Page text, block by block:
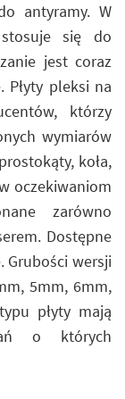
antyramy. W
się do
jest coraz
Płyty pleksi na
którzy
wymiarów
koła,
oczekiwaniom
zarówno
Dostępne
Grubości wersji
5mm, 6mm,
płyty mają
o których